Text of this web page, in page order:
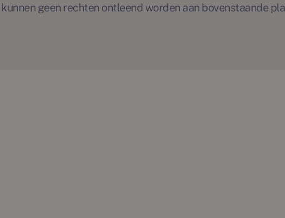
geen rechten ontleend worden aan bovenstaande